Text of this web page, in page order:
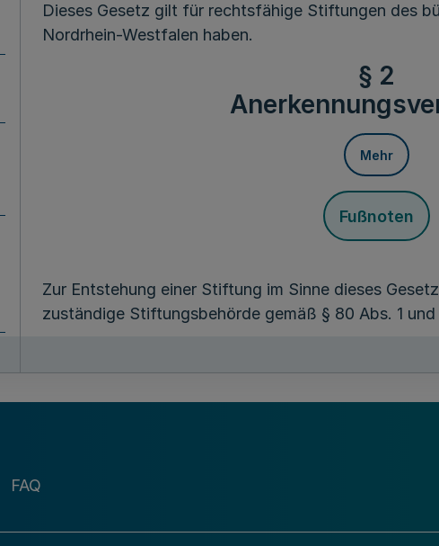
Dieses Gesetz gilt für rechtsfähige Stiftungen des
Nordrhein-Westfalen haben.
§ 2
Mehr
Fußnoten
Zur Entstehung einer Stiftung im Sinne dieses
zuständige Stiftungsbehörde gemäß § 80 Abs. 1
Statusklärung in
FAQ